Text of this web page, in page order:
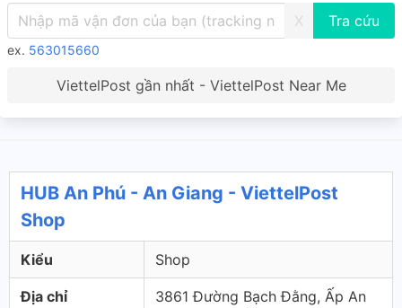
X
ex. 563015660
ViettelPost gần nhất - ViettelPost Near Me
HUB An Phú - An Giang - ViettelPost
Shop
Kiểu Shop
Địa chỉ
3861 Đường Bạch Đằng, Ấp An